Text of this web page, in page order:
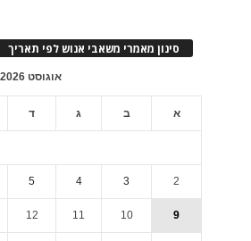
סינון מאמרי משאבי אנוש לפי תאריך
אוגוסט 2026
א ב ג ד
2
3
4
5
9
10
11
12